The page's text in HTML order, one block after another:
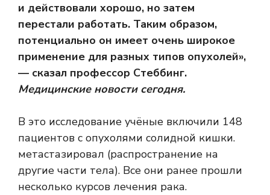
и действовали хорошо, но затем
перестали работать. Таким образом,
потенциально он имеет очень широкое
применение для разных типов опухолей»,
— сказал профессор Стеббинг.
Медицинские новости сегодня.
В это исследование учёные включили 148
пациентов с опухолями солидной кишки.
метастазировал (распространение на
другие части тела). Все они ранее прошли
несколько курсов лечения рака.